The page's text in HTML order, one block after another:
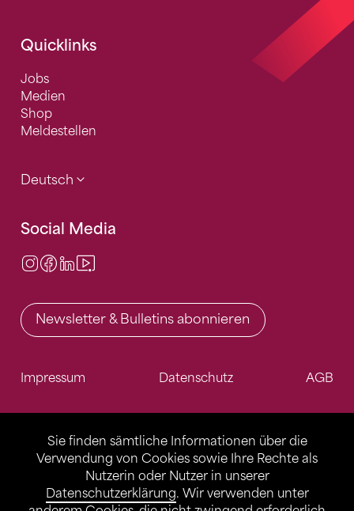
Sie finden sämtliche Informationen über die
Verwendung von Cookies sowie Ihre Rechte als
Nutzerin oder Nutzer in unserer
Datenschutzerklärung. Wir verwenden unter
Quicklinks
Jobs
Medien
Shop
Meldestellen
Deutsch
Social Media
Instagram
Facebook
LinkedIn
Newsletter & Bulletins abonnieren
Impressum Datenschutz AGB